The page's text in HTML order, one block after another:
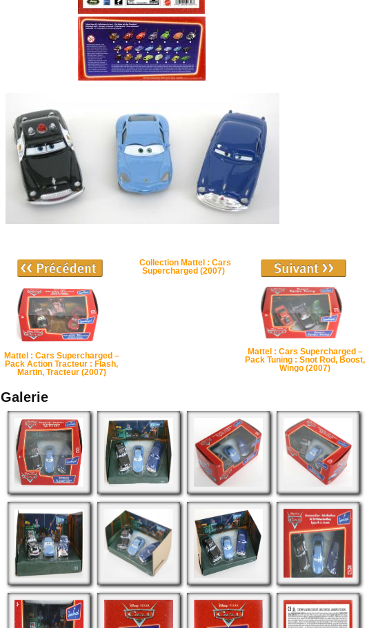
Mattel : Cars Supercharged –
Pack Action Tracteur : Flash,
Martin, Tracteur (2007)
Collection Mattel : Cars
Supercharged (2007)
Mattel : Cars Supercharged –
Pack Tuning : Snot Rod, Boost,
Wingo (2007)
Galerie